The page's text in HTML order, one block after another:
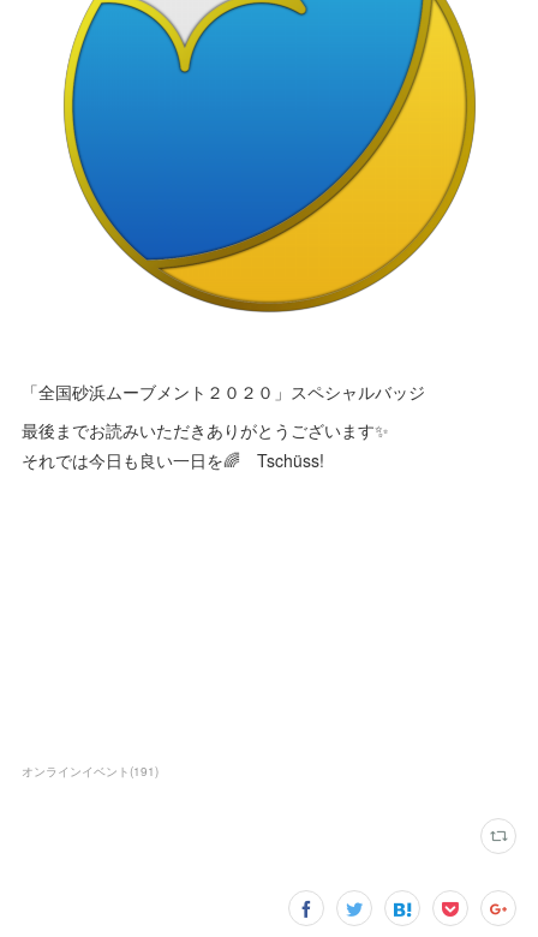
「全国砂浜ムーブメント２０２０」スペシャルバッジ
最後までお読みいただきありがとうございます✨
それでは今日も良い一日を🌈 Tschüss!
オンラインイベント (191)